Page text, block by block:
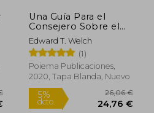
Una Guía Para el
Consejero Sobre el
Cerebro y sus
Trastornos
Edward T. Welch
(1)
Poiema Publicaciones,
2020, Tapa Blanda, Nuevo